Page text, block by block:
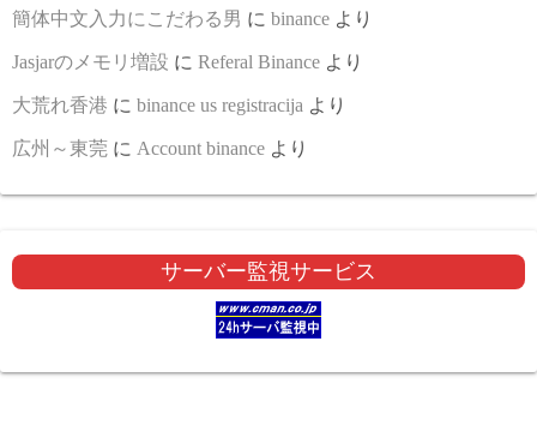
簡体中文入力にこだわる男 に binance より
Jasjarのメモリ増設 に Referal Binance より
大荒れ香港 に binance us registracija より
広州～東莞 に Account binance より
サーバー監視サービス